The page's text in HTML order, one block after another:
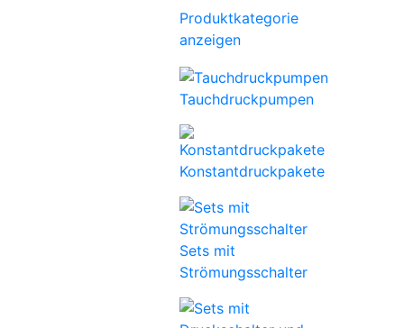
Produktkategorie
anzeigen
Tauchdruckpumpen
Konstantdruckpakete
Sets mit
Strömungsschalter